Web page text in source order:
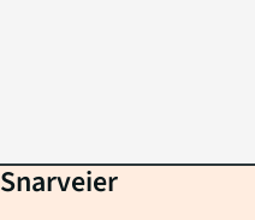
Snarveier